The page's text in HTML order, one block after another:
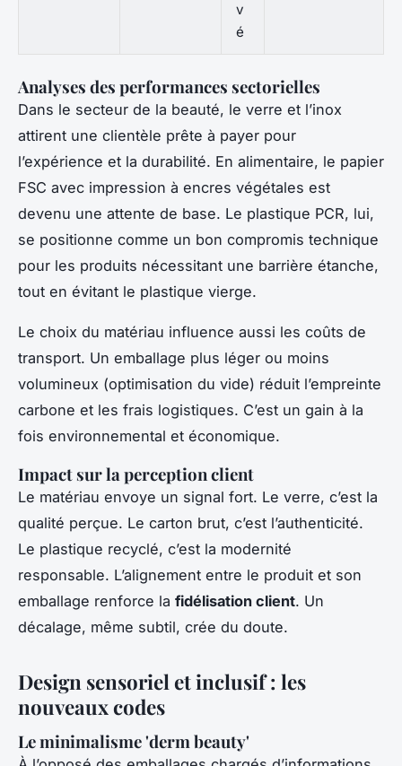
v
é
Analyses des performances sectorielles
Dans le secteur de la beauté, le verre et l’inox
attirent une clientèle prête à payer pour
l’expérience et la durabilité. En alimentaire, le papier
FSC avec impression à encres végétales est
devenu une attente de base. Le plastique PCR, lui,
se positionne comme un bon compromis technique
pour les produits nécessitant une barrière étanche,
tout en évitant le plastique vierge.
Le choix du matériau influence aussi les coûts de
transport. Un emballage plus léger ou moins
volumineux (optimisation du vide) réduit l’empreinte
carbone et les frais logistiques. C’est un gain à la
fois environnemental et économique.
Impact sur la perception client
Le matériau envoye un signal fort. Le verre, c’est la
qualité perçue. Le carton brut, c’est l’authenticité.
Le plastique recyclé, c’est la modernité
responsable. L’alignement entre le produit et son
emballage renforce la fidélisation client. Un
décalage, même subtil, crée du doute.
Design sensoriel et inclusif : les
nouveaux codes
Le minimalisme 'derm beauty'